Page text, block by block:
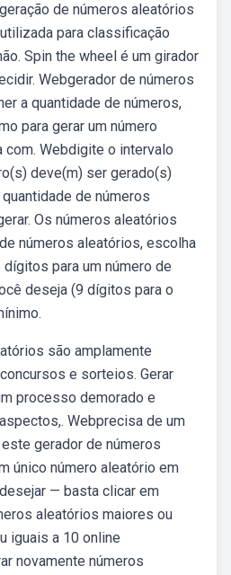
de números aleatórios
para classificação
Spin the wheel é um girador
Webgerador de números
a quantidade de números,
para gerar um número
com. Webdigite o intervalo
deve(m) ser gerado(s)
de números
Os números aleatórios
números aleatórios, escolha
para um número de
deseja (9 dígitos para o
são amplamente
e sorteios. Gerar
processo demorado e
Webprecisa de um
gerador de números
único número aleatório em
— basta clicar em
aleatórios maiores ou
iguais a 10 online
novamente números